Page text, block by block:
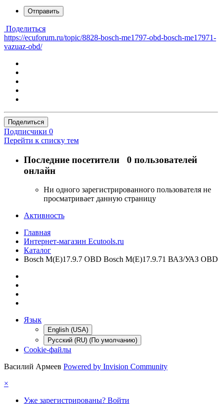
Отправить
Поделиться
https://ecuforum.ru/topic/8828-bosch-me1797-obd-bosch-me17971-
vazuaz-obd/
Поделиться
Подписчики 0
Перейти к списку тем
Последние посетители 0 пользователей
онлайн
Ни одного зарегистрированного пользователя не
просматривает данную страницу
Активность
Главная
Интернет-магазин Ecutools.ru
Каталог
Bosch M(E)17.9.7 OBD Bosch M(E)17.9.71 ВАЗ/УАЗ OBD
Язык
English (USA)
Русский (RU) (По умолчанию)
Cookie-файлы
Василий Армеев Powered by Invision Community
×
Уже зарегистрированы? Войти